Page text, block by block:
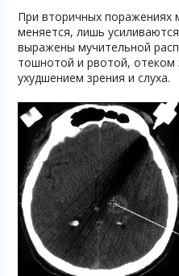
При вторичных поражениях
меняется, лишь
выражены мучительной
тошнотой и рвотой, отеком
ухудшением зрения и слуха.